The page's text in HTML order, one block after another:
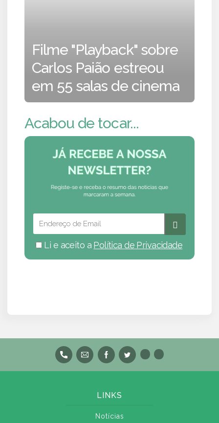
Filme "Playback" sobre
Carlos Paião estreou
em 55 salas de cinema
Acabou de tocar...
Li e aceito a Política de Privacidade
LINKS
Notícias